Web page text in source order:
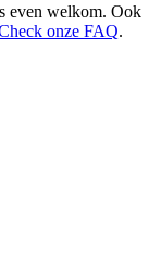
even welkom. Ook
onze FAQ.